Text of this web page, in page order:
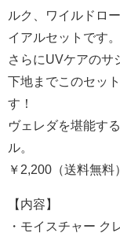
ルク、ワイルドロ
イアルセットです。
さらにUVケアのサ
下地までこのセッ
す！
ヴェレダを堪能す
ル。
￥2,200（送料無料
【内容】
・モイスチャー ク